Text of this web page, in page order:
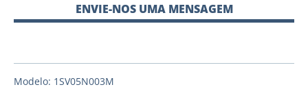
ENVIE-NOS UMA MENSAGEM
Modelo: 1SV05N003M